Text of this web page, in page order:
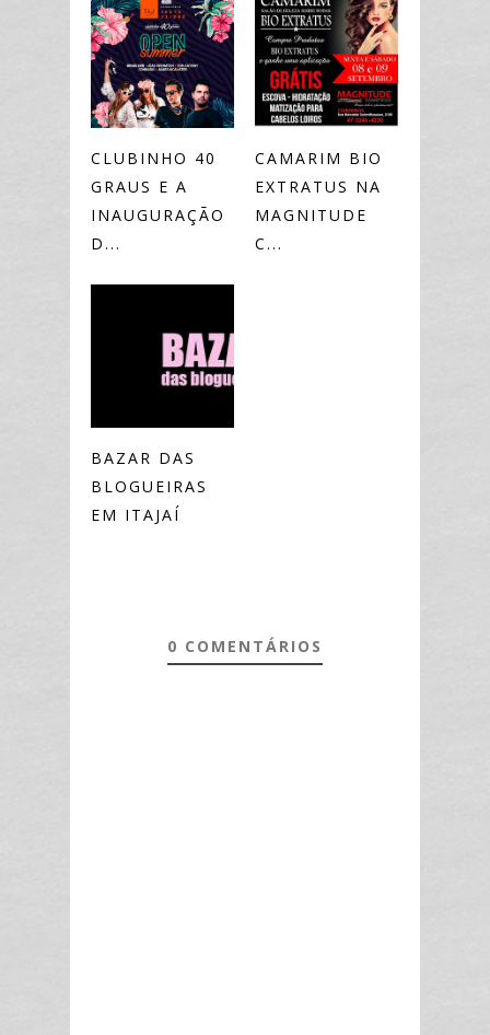
CLUBINHO 40
GRAUS E A
INAUGURAÇÃO
D...
CAMARIM BIO
EXTRATUS NA
MAGNITUDE
C...
BAZAR DAS
BLOGUEIRAS
EM ITAJAÍ
0 COMENTÁRIOS